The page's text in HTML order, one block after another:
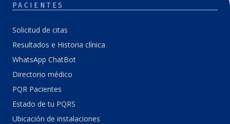
PACIENTES
Solicitud de citas
Resultados e Historia clínica
WhatsApp ChatBot
Directorio médico
PQR Pacientes
Estado de tu PQRS
Ubicación de instalaciones